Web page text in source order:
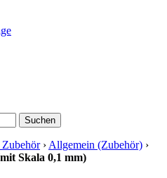
Suchen
› Allgemein (Zubehör) ›
Skala 0,1 mm)